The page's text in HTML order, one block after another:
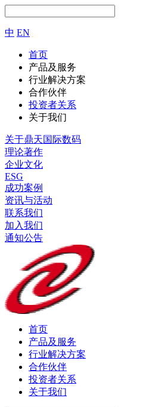
中 EN
首页
产品及服务
行业解决方案
合作伙伴
投资者关系
关于我们
关于鼎天国际数码
理论著作
企业文化
ESG
成功案例
资讯与活动
联系我们
加入我们
通知公告
首页
产品及服务
行业解决方案
合作伙伴
投资者关系
关于我们